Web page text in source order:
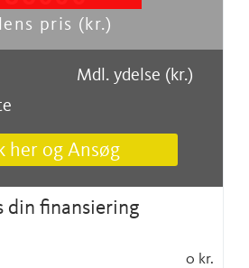
pris (kr.)
Mdl. ydelse (kr.)
her og Ansøg
din finansiering
0 kr.